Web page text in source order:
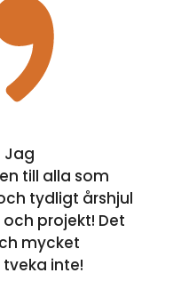
Jag
till alla som
tydligt årshjul
projekt! Det
mycket
inte!